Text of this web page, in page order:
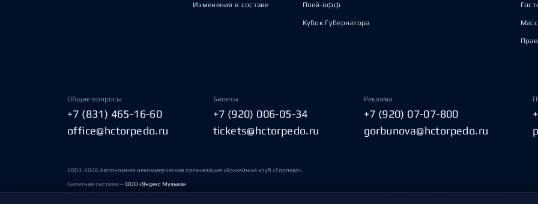
Изменения в составе Плей-офф
Кубок Губернатора
Общие вопросы
+7 (831) 465-16-60
office@hctorpedo.ru
Билеты
+7 (920) 006-05-34
tickets@hctorpedo.ru
Реклама
+7 (920) 07-07-800
gorbunova@hctorpedo.ru
2003-2026 Автономная некоммерческая организация «Хоккейный клуб «Торпедо»
Билетная система —ООО «Яндекс Музыка»